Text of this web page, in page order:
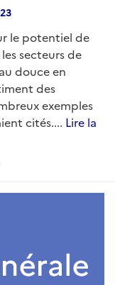
le potentiel de
secteurs de
douce en
des
exemples
cités.... Lire la